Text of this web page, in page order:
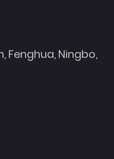
Fenghua, Ningbo,